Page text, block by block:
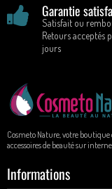
Garantie
Satisfait ou
Retours acceptés
jours
Cosmeto Nature, votre boutique
accessoires de beauté sur
Informations